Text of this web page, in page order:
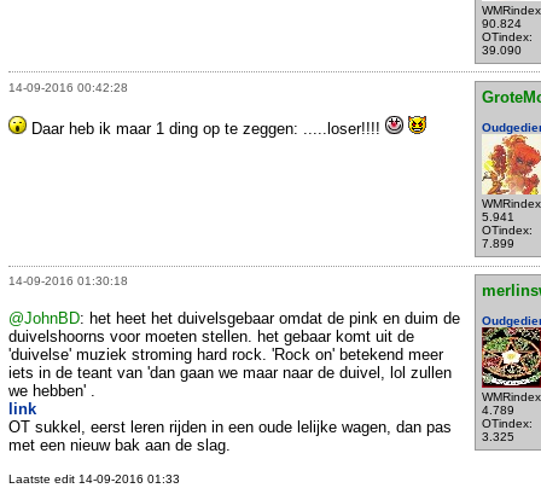
90.824
OTindex:
39.090
14-09-2016 00:42:28
5.941
OTindex:
7.899
Daar heb ik maar 1 ding op te zeggen: .....loser!!!!
14-09-2016 01:30:18
4.789
OTindex:
3.325
@JohnBD: het heet het duivelsgebaar omdat de pink en duim de
duivelshoorns voor moeten stellen. het gebaar komt uit de
'duivelse' muziek stroming hard rock. 'Rock on' betekend meer
iets in de teant van 'dan gaan we maar naar de duivel, lol zullen
we hebben' .
link
OT sukkel, eerst leren rijden in een oude lelijke wagen, dan pas
met een nieuw bak aan de slag.
Laatste edit 14-09-2016 01:33